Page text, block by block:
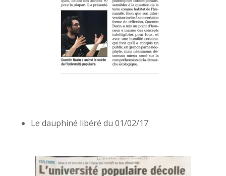
Le dauphiné libéré du 01/02/17